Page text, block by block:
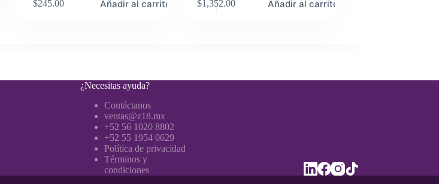
$245.00 Añadir al carrito $1,352.00 Añadir al carrito
¿Necesitas ayuda?
Contáctanos
ventas@z18.mx
+52 56 1020 8802
+52 55 1954 0629
Política de privacidad
Términos y
condiciones